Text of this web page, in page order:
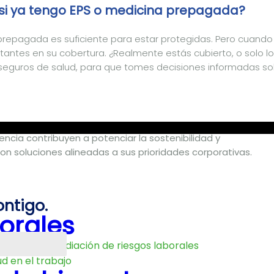
contribuyen a potenciar la sostenibilidad y
soluciones alineadas a sus prioridades corporativas.
la intermediación de riesgos laborales
en el trabajo
ya tengo EPS o medicina prepagada?
es suficiente para estar protegidas. Pero
en su cobertura. ¿Realmente estás cubierto, o solo
de salud, para que tomes decisiones informadas